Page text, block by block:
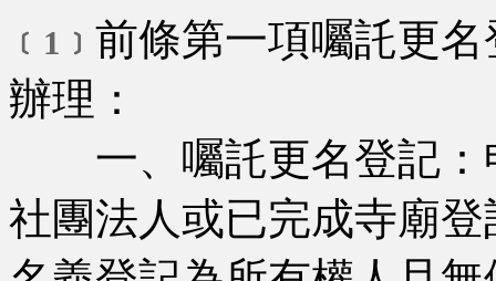
﹝1﹞ 前條第一項囑託更
辦理：
一、囑託更名登記：
社團法人或已完成寺廟